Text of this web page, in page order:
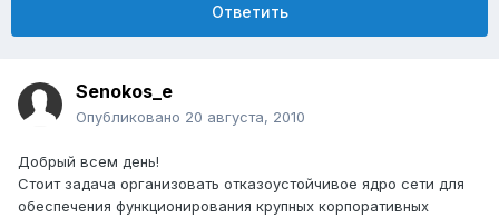
Ответить
Senokos_e
Опубликовано 20 августа, 2010
Добрый всем день!
Стоит задача организовать отказоустойчивое ядро сети для
обеспечения функционирования крупных корпоративных